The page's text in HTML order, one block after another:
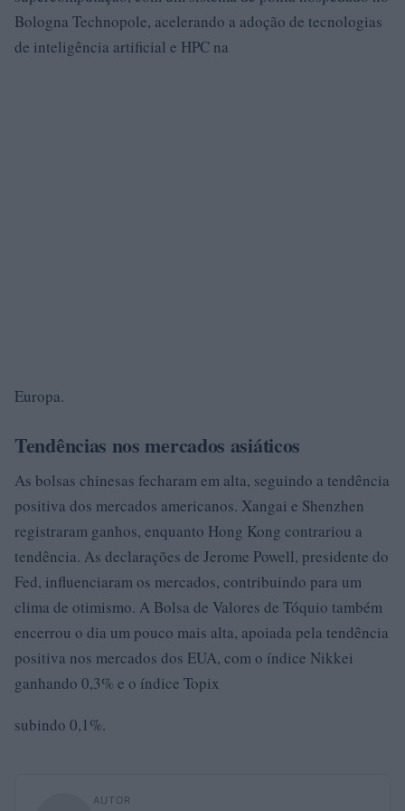
Bologna Technopole, acelerando a adoção de tecnologias
de inteligência artificial e HPC na
Europa.
Tendências nos mercados asiáticos
As bolsas chinesas fecharam em alta, seguindo a tendência
positiva dos mercados americanos. Xangai e Shenzhen
registraram ganhos, enquanto Hong Kong contrariou a
tendência. As declarações de Jerome Powell, presidente do
Fed, influenciaram os mercados, contribuindo para um
clima de otimismo. A Bolsa de Valores de Tóquio também
encerrou o dia um pouco mais alta, apoiada pela tendência
positiva nos mercados dos EUA, com o índice Nikkei
ganhando 0,3% e o índice Topix
subindo 0,1%.
AUTOR